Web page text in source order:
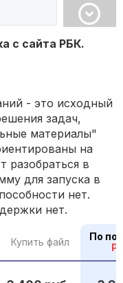
с сайта РБК.
- это исходный
задач,
материалы"
на
разобраться в
для запуска в
нет.
нет.
Купить файл
По